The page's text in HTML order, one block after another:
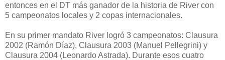
entonces en el DT más ganador de la historia de River con
5 campeonatos locales y 2 copas internacionales.
En su primer mandato River logró 3 campeonatos: Clausura
2002 (Ramón Díaz), Clausura 2003 (Manuel Pellegrini) y
Clausura 2004 (Leonardo Astrada). Durante esos cuatro